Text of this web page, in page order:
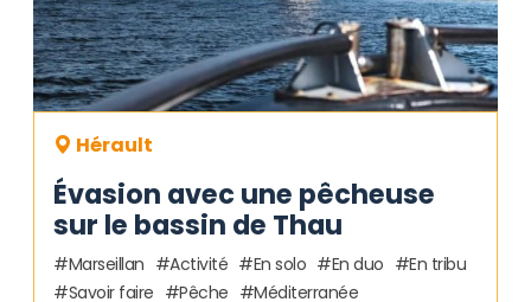
Évasion avec une pêcheuse
sur le bassin de Thau
Hérault
Marseillan Activité En solo En duo
En tribu
Savoir faire
Pêche
Méditerranée